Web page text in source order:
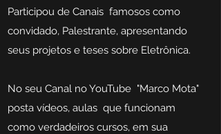
Participou de Canais famosos como
convidado, Palestrante, apresentando
seus projetos e teses sobre Eletrônica.
No seu Canal no YouTube "Marco Mota"
posta vídeos, aulas que funcionam
como verdadeiros cursos, em sua